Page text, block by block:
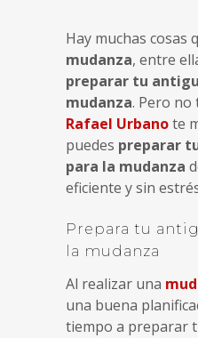
Hay muchas cosas
mudanza, entre
preparar tu
mudanza. Pero no
Rafael Urbanote
puedes preparar
para la mudanza
eficiente y sin
Prepara tu
la mudanza
Al realizar una
una buena
tiempo a preparar